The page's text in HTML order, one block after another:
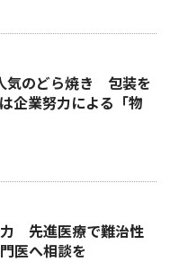
気のどら焼き 包装を
企業努力による「物
先進医療で難治性
医へ相談を